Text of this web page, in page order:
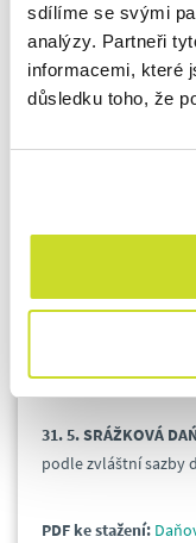
sdílíme se svými
analýzy. Partneři
informacemi, které
důsledku toho, že
27. 5. SPOTŘEBNÍ
dani za duben 2024
vrácení spotřební
nebo splatnost 1.
31. 5. DAŇ Z
31. 5.SRÁŽKOVÁ
podle zvláštní sazby
PDF ke stažení: